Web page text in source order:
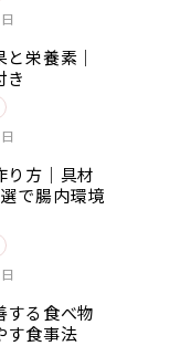
栄養素｜
き
り方｜具材
で腸内環境
する食べ物
す食事法